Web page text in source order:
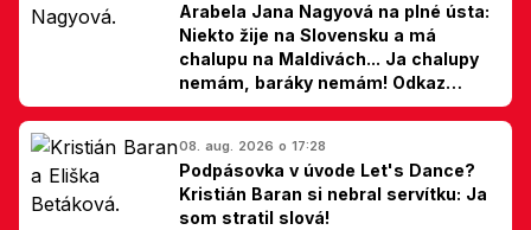
Arabela Jana Nagyová na plné ústa:
Niekto žije na Slovensku a má
chalupu na Maldivách... Ja chalupy
nemám, baráky nemám! Odkaz
Slovákom
08. aug. 2026 o 17:28
Podpásovka v úvode Let's Dance?
Kristián Baran si nebral servítku: Ja
som stratil slová!